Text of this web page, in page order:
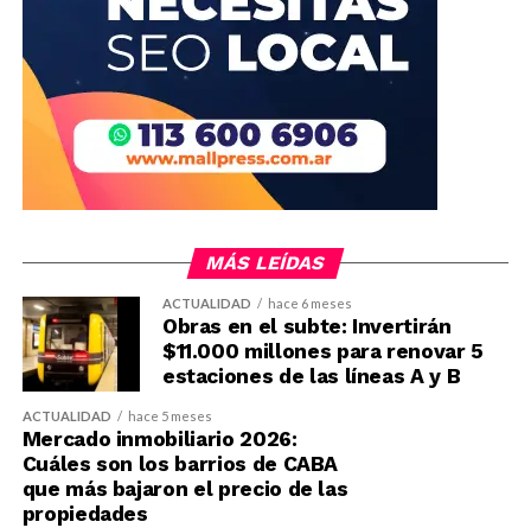
MÁS LEÍDAS
ACTUALIDAD hace 6 meses
Obras en el subte: Invertirán
$11.000 millones para renovar 5
estaciones de las líneas A y B
ACTUALIDAD hace 5 meses
Mercado inmobiliario 2026:
Cuáles son los barrios de CABA
que más bajaron el precio de las
propiedades